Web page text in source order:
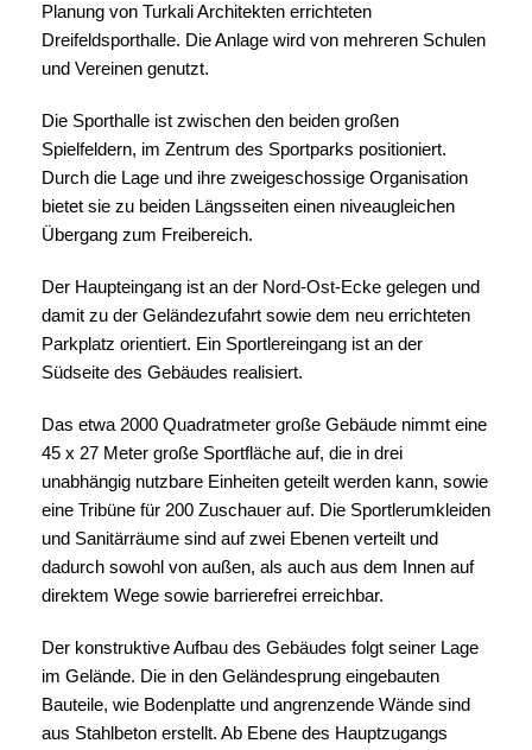
Planung von Turkali Architekten errichteten
Dreifeldsporthalle. Die Anlage wird von mehreren Schulen
und Vereinen genutzt.
Die Sporthalle ist zwischen den beiden großen
Spielfeldern, im Zentrum des Sportparks positioniert.
Durch die Lage und ihre zweigeschossige Organisation
bietet sie zu beiden Längsseiten einen niveaugleichen
Übergang zum Freibereich.
Der Haupteingang ist an der Nord-Ost-Ecke gelegen und
damit zu der Geländezufahrt sowie dem neu errichteten
Parkplatz orientiert. Ein Sportlereingang ist an der
Südseite des Gebäudes realisiert.
Das etwa 2000 Quadratmeter große Gebäude nimmt eine
45 x 27 Meter große Sportfläche auf, die in drei
unabhängig nutzbare Einheiten geteilt werden kann, sowie
eine Tribüne für 200 Zuschauer auf. Die Sportlerumkleiden
und Sanitärräume sind auf zwei Ebenen verteilt und
dadurch sowohl von außen, als auch aus dem Innen auf
direktem Wege sowie barrierefrei erreichbar.
Der konstruktive Aufbau des Gebäudes folgt seiner Lage
im Gelände. Die in den Geländesprung eingebauten
Bauteile, wie Bodenplatte und angrenzende Wände sind
aus Stahlbeton erstellt. Ab Ebene des Hauptzugangs